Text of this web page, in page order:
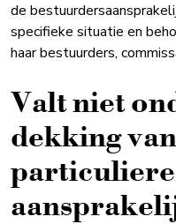
de
specifieke situatie en
haar bestuurders,
Valt niet
dekking